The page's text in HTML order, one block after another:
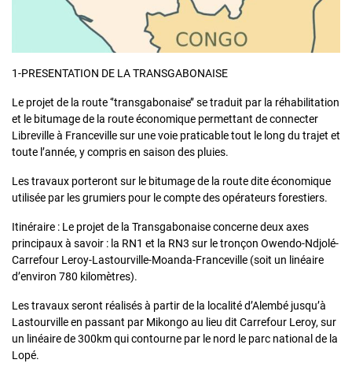
1-PRESENTATION DE LA TRANSGABONAISE
Le projet de la route ‘’transgabonaise’’ se traduit par la réhabilitation
et le bitumage de la route économique permettant de connecter
Libreville à Franceville sur une voie praticable tout le long du trajet et
toute l’année, y compris en saison des pluies.
Les travaux porteront sur le bitumage de la route dite économique
utilisée par les grumiers pour le compte des opérateurs forestiers.
Itinéraire : Le projet de la Transgabonaise concerne deux axes
principaux à savoir : la RN1 et la RN3 sur le tronçon Owendo-Ndjolé-
Carrefour Leroy-Lastourville-Moanda-Franceville (soit un linéaire
d’environ 780 kilomètres).
Les travaux seront réalisés à partir de la localité d’Alembé jusqu’à
Lastourville en passant par Mikongo au lieu dit Carrefour Leroy, sur
un linéaire de 300km qui contourne par le nord le parc national de la
Lopé.